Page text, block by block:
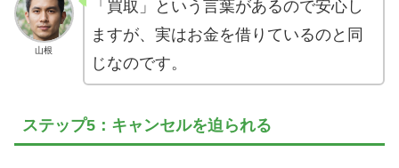
山根
「買取」という言葉があるので安心し
ますが、実はお金を借りているのと同
じなのです。
ステップ5：キャンセルを迫られる